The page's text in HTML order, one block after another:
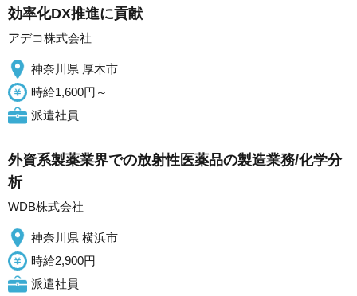
効率化DX推進に貢献
アデコ株式会社
神奈川県 厚木市
時給1,600円～
派遣社員
外資系製薬業界での放射性医薬品の製造業務/化学分
析
WDB株式会社
神奈川県 横浜市
時給2,900円
派遣社員